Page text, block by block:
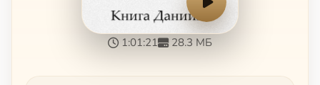
1:01:21 28.3 МБ